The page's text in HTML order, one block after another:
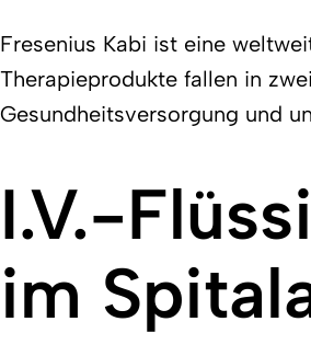
Fresenius Kabi ist eine
Therapieprodukte fallen in
Gesundheitsversorgung und
I.V.-
im